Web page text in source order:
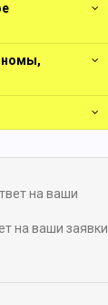
на ваши заявки